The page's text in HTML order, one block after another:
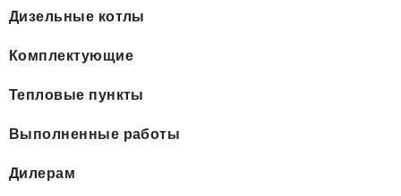
Дизельные котлы
Комплектующие
Тепловые пункты
Выполненные работы
Дилерам